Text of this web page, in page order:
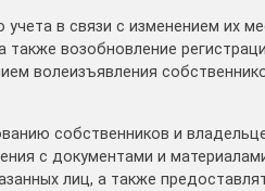
учета в связи с изменением их
также возобновление
волеизъявления
собственников и
с документами и
лиц, а также